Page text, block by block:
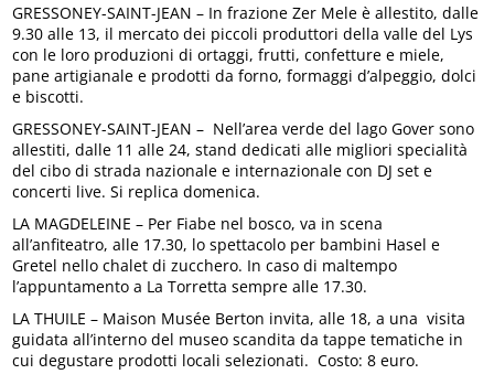
GRESSONEY-SAINT-JEAN – In frazione Zer Mele è allestito, dalle
9.30 alle 13, il mercato dei piccoli produttori della valle del Lys
con le loro produzioni di ortaggi, frutti, confetture e miele,
pane artigianale e prodotti da forno, formaggi d’alpeggio, dolci
e biscotti.
GRESSONEY-SAINT-JEAN – Nell’area verde del lago Gover sono
allestiti, dalle 11 alle 24, stand dedicati alle migliori specialità
del cibo di strada nazionale e internazionale con DJ set e
concerti live. Si replica domenica.
LA MAGDELEINE – Per Fiabe nel bosco, va in scena
all’anfiteatro, alle 17.30, lo spettacolo per bambini Hasel e
Gretel nello chalet di zucchero. In caso di maltempo
l’appuntamento a La Torretta sempre alle 17.30.
LA THUILE – Maison Musée Berton invita, alle 18, a una visita
guidata all’interno del museo scandita da tappe tematiche in
cui degustare prodotti locali selezionati. Costo: 8 euro.